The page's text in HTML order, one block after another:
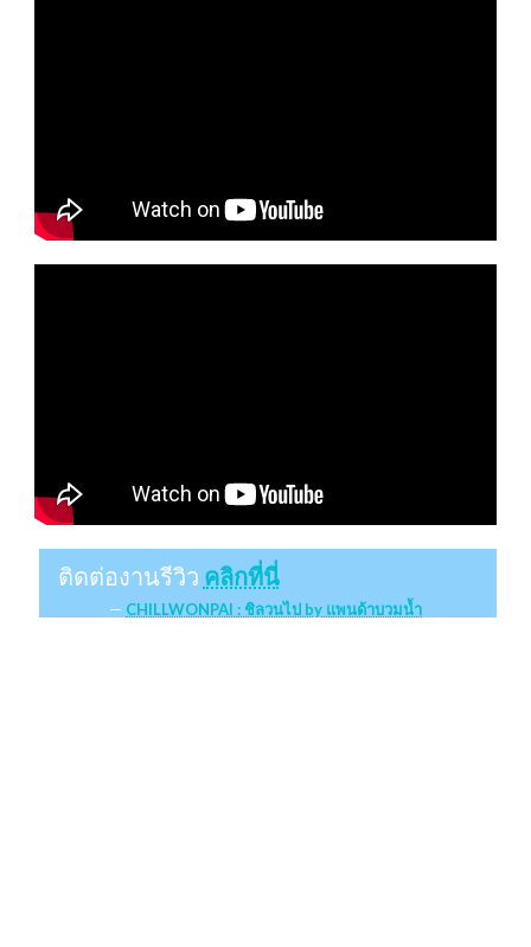
ติดต่องานรีวิว คลิกที่นี่
CHILLWONPAI : ชิลวนไป by แพนด้าบวมน้ำ